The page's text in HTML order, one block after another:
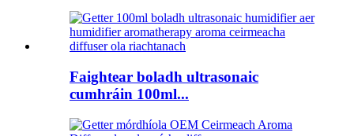
Faightear boladh ultrasonaic
cumhráin 100ml...